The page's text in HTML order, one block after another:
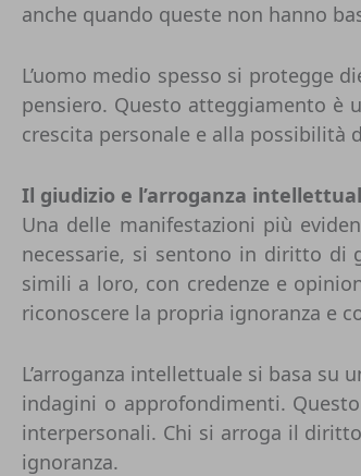
anche quando queste non hanno
L’uomo medio spesso si protegge
pensiero. Questo atteggiamento è
crescita personale e alla possibilità
Il giudizio e l’arroganza
Una delle manifestazioni più
necessarie, si sentono in diritto di
simili a loro, con credenze e
riconoscere la propria ignoranza e
L’arroganza intellettuale si basa
indagini o approfondimenti.
interpersonali. Chi si arroga il
ignoranza.